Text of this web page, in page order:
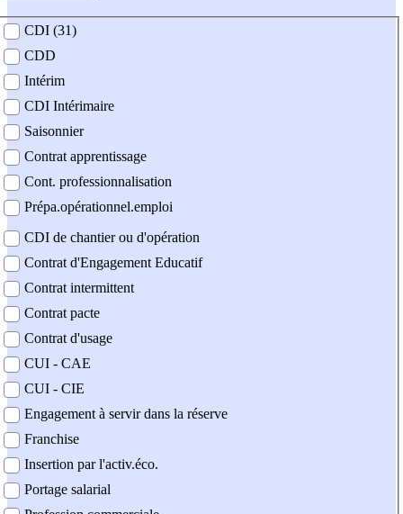
contrat
CDI (31)
CDD
Intérim
CDI Intérimaire
Saisonnier
Contrat apprentissage
Cont. professionnalisation
Prépa.opérationnel.emploi
CDI de chantier ou d'opération
Contrat d'Engagement Educatif
Contrat intermittent
Contrat pacte
Contrat d'usage
CUI - CAE
CUI - CIE
Engagement à servir dans la réserve
Franchise
Insertion par l'activ.éco.
Portage salarial